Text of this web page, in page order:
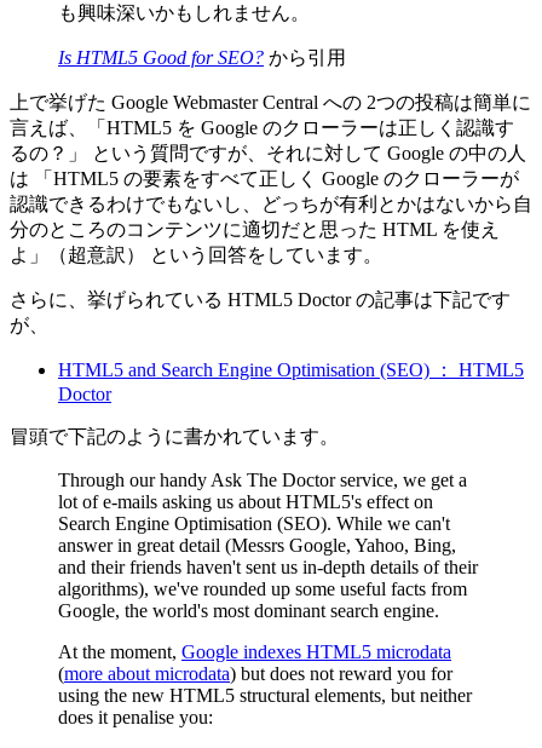
も興味深いかもしれません。
Is HTML5 Good for SEO? から引用
上で挙げた Google Webmaster Central への 2つの投稿は簡単に
言えば、「HTML5 を Google のクローラーは正しく認識す
るの？」 という質問ですが、それに対して Google の中の人
は 「HTML5 の要素をすべて正しく Google のクローラーが
認識できるわけでもないし、どっちが有利とかはないから自
分のところのコンテンツに適切だと思った HTML を使え
よ」（超意訳） という回答をしています。
さらに、挙げられている HTML5 Doctor の記事は下記です
が、
HTML5 and Search Engine Optimisation (SEO) ： HTML5
Doctor
冒頭で下記のように書かれています。
Through our handy Ask The Doctor service, we get a
lot of e-mails asking us about HTML5's effect on
Search Engine Optimisation (SEO). While we can't
answer in great detail (Messrs Google, Yahoo, Bing,
and their friends haven't sent us in-depth details of their
algorithms), we've rounded up some useful facts from
Google, the world's most dominant search engine.
At the moment, Google indexes HTML5 microdata
(more about microdata) but does not reward you for
using the new HTML5 structural elements, but neither
does it penalise you: